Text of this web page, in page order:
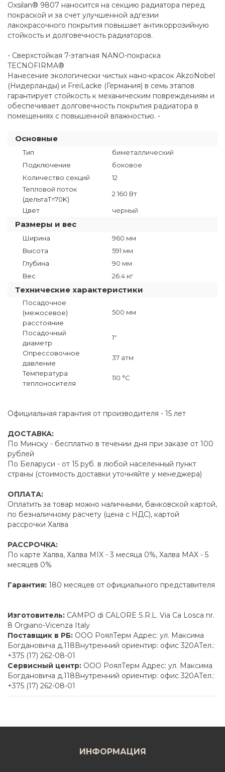
Oxsilan® 9807 наносится на секцию радиатора перед
покраской и за счет улучшенной адгезии
лакокрасочного покрытия повышает антикоррозийную
стойкость и долговечность радиаторов.
- Сверхстойкая 7-этапная NANO-покраска
TECNOFIRMA®
Нанесение экологически чистых нано-красок AkzoNobel
(Нидерланды) и FreiLacke (Германия) в семь этапов
гарантирует стойкость к механическим повреждениям и
обеспечивает долговечность покрытия радиатора в
помещениях с повышенной влажностью. -
Основные
Тип
биметаллический
Подключение
боковое
Количество секций
12
Тепловой поток
(дельтаT=70K)
2 160 Вт
Цвет черный
Размеры и вес
Ширина
960 мм
Высота
591 мм
Глубина
90 мм
Вес
26.4 кг
Технические характеристики
Посадочное
(межосевое)
расстояние
500 мм
Посадочный
диаметр
1"
Опрессовочное
давление
37 атм
Температура
теплоносителя
110 °C
Официальная гарантия от производителя - 15 лет
ДОСТАВКА:
По Минску - бесплатно в течении дня при заказе от 100
рублей
По Беларуси - от 15 руб. в любой населенный пункт
страны (стоимость доставки уточняйте у менеджера)
ОПЛАТА:
Оплатить за товар можно наличными, банковской картой,
по безналичному расчету (цена с НДС), картой
рассрочки Халва
РАССРОЧКА:
По карте Халва, Халва MIX - 3 месяца 0%, Халва MAX - 5
месяцев 0%
Гарантия: 180 месяцев от официального представителя
Изготовитель: CAMPO di CALORE S.R.L. Via Ca Losca nr.
8 Orgiano-Vicenza Italy
Поставщик в РБ: ООО РоялТерм Адрес: ул. Максима
Богдановича д.118Внутренний ориентир: офис 320АТел.:
+375 (17) 262-08-01
Сервисный центр: ООО РоялТерм Адрес: ул. Максима
Богдановича д.118Внутренний ориентир: офис 320АТел.:
+375 (17) 262-08-01
ИНФОРМАЦИЯ